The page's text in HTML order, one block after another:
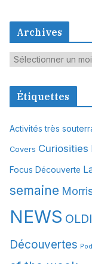
Archives
A
c
v
e
Étiquettes
Activités très
Covers Curiosities
Focus Découverte
semaine
NEWS
Découvertes